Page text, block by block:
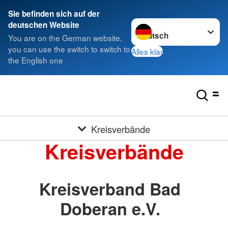
Sie befinden sich auf der
deutschen Website
You are on the German website,
you can use the switch to switch to
the English one
Sprache wechseln zu
Alles klar
Kreisverbände
Kreisverbände
Kreisverband Bad
Doberan e.V.